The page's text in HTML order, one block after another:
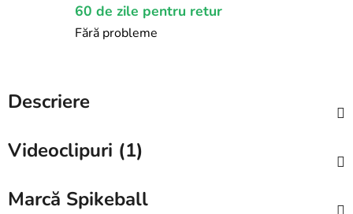
60 de zile pentru retur
Fără probleme
Descriere
Videoclipuri (1)
Marcă Spikeball